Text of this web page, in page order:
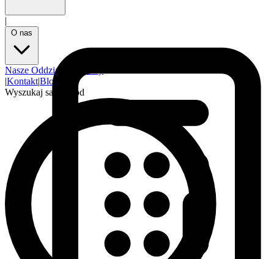
|
Nasze Oddziały
|Kontakt|Blog
Wyszukaj samochód